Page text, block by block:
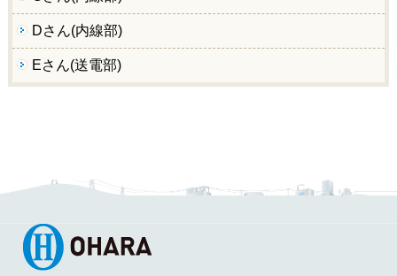
Dさん(内線部)
Eさん(送電部)